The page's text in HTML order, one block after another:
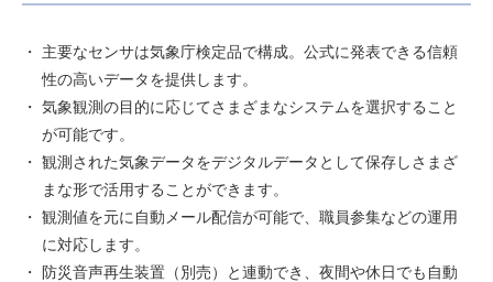
主要なセンサは気象庁検定品で構成。公式に発表できる信頼
性の高いデータを提供します。
気象観測の目的に応じてさまざまなシステムを選択すること
が可能です。
観測された気象データをデジタルデータとして保存しさまざ
まな形で活用することができます。
観測値を元に自動メール配信が可能で、職員参集などの運用
に対応します。
防災音声再生装置（別売）と連動でき、夜間や休日でも自動